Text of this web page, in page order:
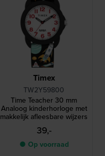
Timex
TW2Y59800
Time Teacher 30 mm
Analoog kinderhorloge met
makkelijk afleesbare wijzers
39,-
● Op voorraad